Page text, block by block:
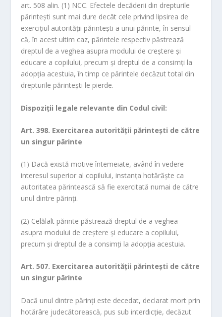
art. 508 alin. (1) NCC. Efectele decăderii din drepturile
părinteşti sunt mai dure decât cele privind lipsirea de
exerciţiul autorităţii părinteşti a unui părinte, în sensul
că, în acest ultim caz, părintele respectiv păstrează
dreptul de a veghea asupra modului de creştere şi
educare a copilului, precum şi dreptul de a consimţi la
adopţia acestuia, în timp ce părintele decăzut total din
drepturile părinteşti le pierde.
Dispoziţii legale relevante din Codul civil:
Art. 398. Exercitarea autorităţii părinteşti de către
un singur părinte
(1) Dacă există motive întemeiate, având în vedere
interesul superior al copilului, instanţa hotărăşte ca
autoritatea părintească să fie exercitată numai de către
unul dintre părinţi.
(2) Celălalt părinte păstrează dreptul de a veghea
asupra modului de creştere şi educare a copilului,
precum şi dreptul de a consimţi la adopţia acestuia.
Art. 507. Exercitarea autorităţii părinteşti de către
un singur părinte
Dacă unul dintre părinţi este decedat, declarat mort prin
hotărâre judecătorească, pus sub interdicţie, decăzut